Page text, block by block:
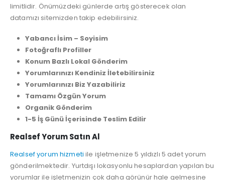
limitlidir. Önümüzdeki günlerde artış gösterecek olan
datamızı sitemizden takip edebilirsiniz.
Yabancı İsim – Soyisim
Fotoğraflı Profiller
Konum Bazlı Lokal Gönderim
Yorumlarınızı Kendiniz İletebilirsiniz
Yorumlarınızı Biz Yazabiliriz
Tamamı Özgün Yorum
Organik Gönderim
1-5 İş Günü İçerisinde Teslim Edilir
Realsef Yorum Satın Al
Realsef yorum hizmeti ile işletmenize 5 yıldızlı 5 adet yorum
gönderilmektedir. Yurtdışı lokasyonlu hesaplardan yapılan bu
yorumlar ile işletmenizin çok daha görünür hale gelmesine